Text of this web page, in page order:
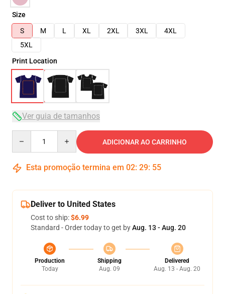
Size
S
M L XL 2XL 3XL
4XL
5XL
Print Location
Ver guia de tamanhos
ADICIONAR AO CARRINHO
Esta promoção termina em 02: 29: 54
Deliver to United States
Cost to ship:$6.99
Standard - Order today to get byAug. 13 - Aug. 20
Production
Today
Shipping
Aug. 09
Delivered
Aug. 13 - Aug. 20